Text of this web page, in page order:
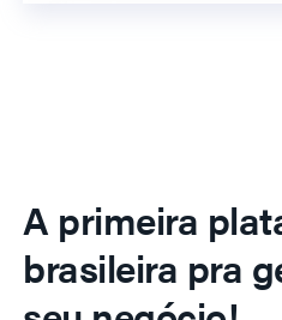
A primeira
brasileira pra